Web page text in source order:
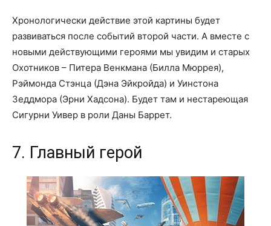
Хронологически действие этой картины будет
развиваться после событий второй части. А вместе с
новыми действующими героями мы увидим и старых
Охотников – Питера Венкмана (Билла Мюррея),
Рэймонда Стэнца (Дэна Эйкройда) и Уинстона
Зеддмора (Эрни Хадсона). Будет там и нестареющая
Сигурни Уивер в роли Даны Баррет.
7. Главный герой